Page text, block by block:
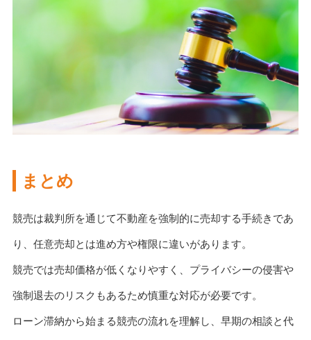
まとめ
競売は裁判所を通じて不動産を強制的に売却する手続きであ
り、任意売却とは進め方や権限に違いがあります。
競売では売却価格が低くなりやすく、プライバシーの侵害や
強制退去のリスクもあるため慎重な対応が必要です。
ローン滞納から始まる競売の流れを理解し、早期の相談と代